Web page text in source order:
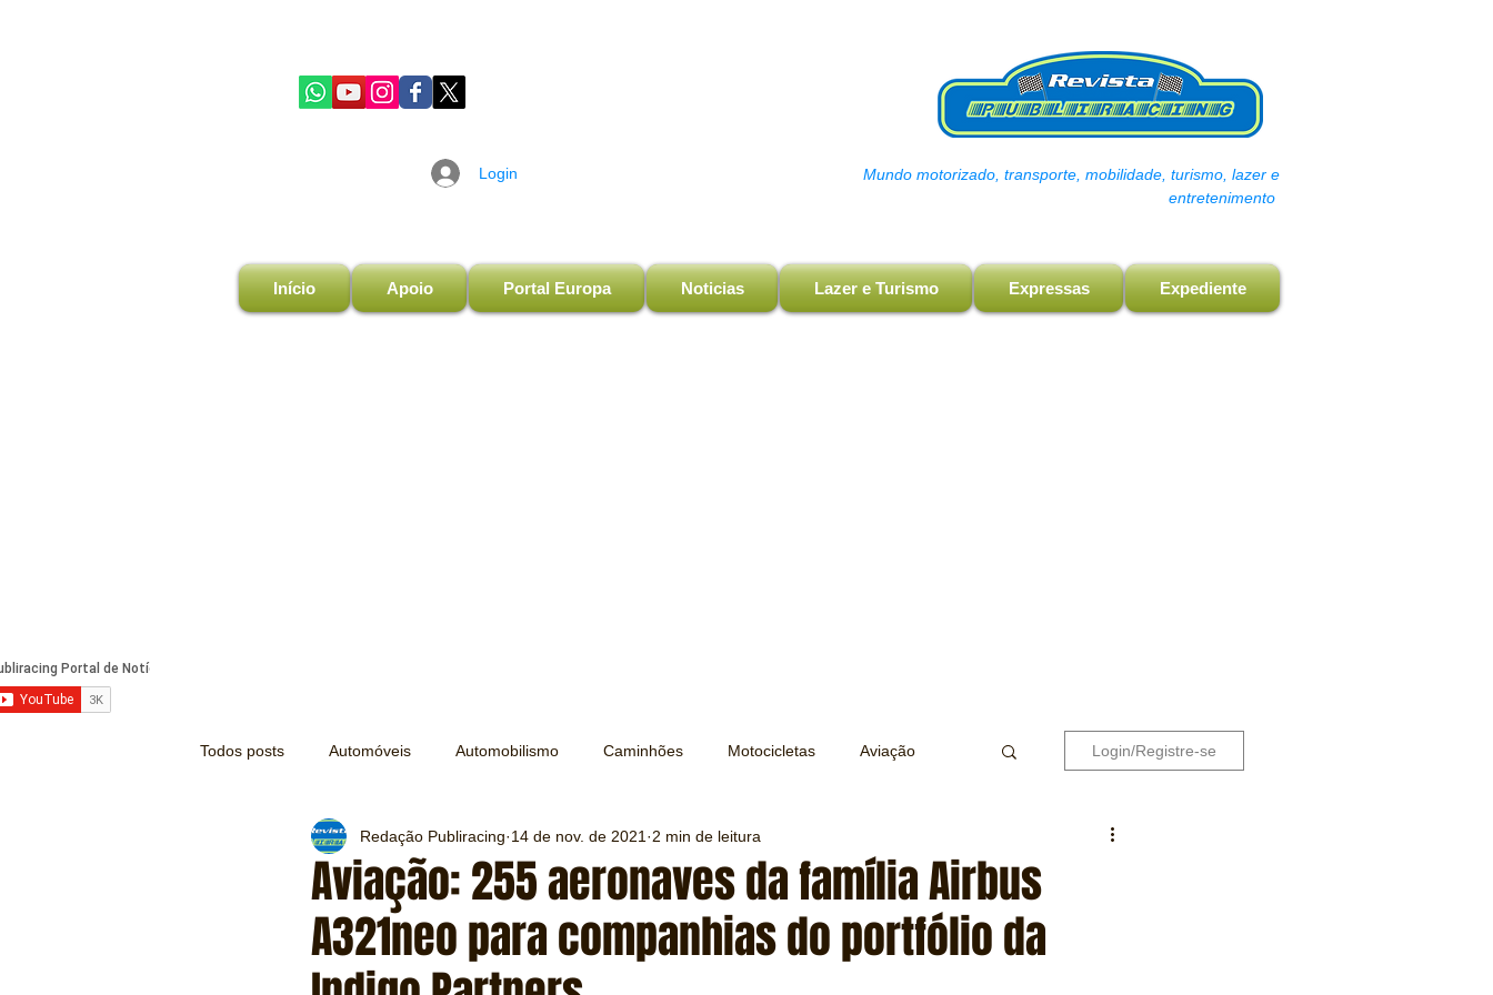
Login
Mundo motorizado, transporte, mobilidade, turismo, lazer e
entretenimento
Início Apoio Portal Europa Noticias Lazer e Turismo Expressas Expediente
Todos posts Automóveis Automobilismo Caminhões Motocicletas Aviação
Turismo Lazer Transporte Trens e Metrô
Mecânica e Peças Segurança Testes e Comparativos Máquinas e Equipamentos
Login/Registre-se
Aviação: 255 aeronaves da família Airbus
A321neo para companhias do portfólio da
Redação Publiracing 14 de nov. de 2021 2 min de leitura